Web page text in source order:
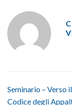
Seminario – Verso
Codice degli